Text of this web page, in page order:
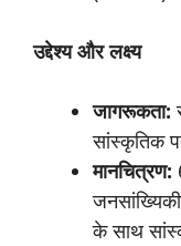
उद्देश्य और लक्ष्य
जागरूकता:
सांस्कृतिक
मानचित्रण:
के साथ